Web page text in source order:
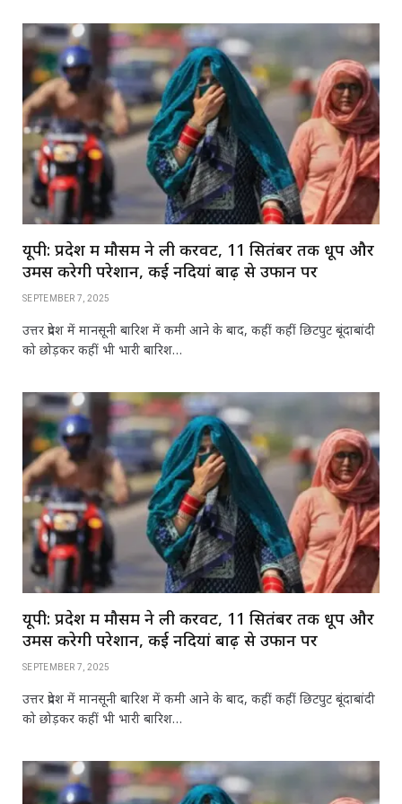
यूपी: प्रदेश में मौसम ने ली करवट, 11 सितंबर तक धूप और
उमस करेगी परेशान, कई नदियां बाढ़ से उफान पर
SEPTEMBER 7, 2025
उत्तर प्रदेश में मानसूनी बारिश में कमी आने के बाद, कहीं कहीं छिटपुट बूंदाबांदी
को छोड़कर कहीं भी भारी बारिश…
यूपी: प्रदेश में मौसम ने ली करवट, 11 सितंबर तक धूप और
उमस करेगी परेशान, कई नदियां बाढ़ से उफान पर
SEPTEMBER 7, 2025
उत्तर प्रदेश में मानसूनी बारिश में कमी आने के बाद, कहीं कहीं छिटपुट बूंदाबांदी
को छोड़कर कहीं भी भारी बारिश…